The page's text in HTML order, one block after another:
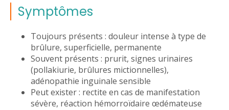
Symptômes
Toujours présents : douleur intense à type de
brûlure, superficielle, permanente
Souvent présents : prurit, signes urinaires
(pollakiurie, brûlures mictionnelles),
adénopathie inguinale sensible
Peut exister : rectite en cas de manifestation
sévère, réaction hémorroïdaire œdémateuse